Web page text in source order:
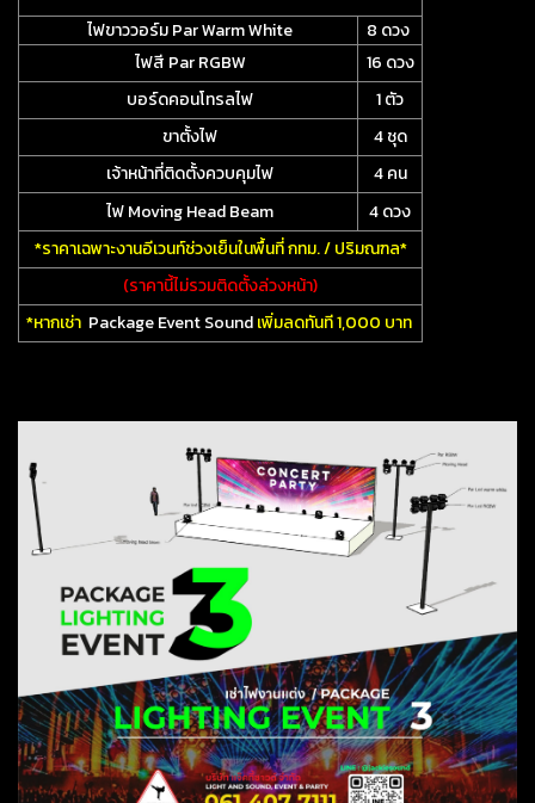
ไฟขาววอร์ม Par Warm White
8 ดวง
ไฟสี Par RGBW
16 ดวง
บอร์ดคอนโทรลไฟ
1 ตัว
ขาตั้งไฟ
4 ชุด
เจ้าหน้าที่ติดตั้งควบคุมไฟ
4 คน
ไฟ Moving Head Beam
4 ดวง
*ราคาเฉพาะงานอีเวนท์ช่วงเย็นในพื้นที่ กทม. / ปริมณฑล*
(ราคานี้ไม่รวมติดตั้งล่วงหน้า)
*หากเช่า Package Event Soundเพิ่มลดทันที 1,000 บาท